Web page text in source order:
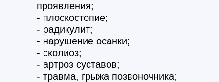
проявления;
- плоскостопие;
- радикулит;
- нарушение осанки;
- сколиоз;
- артроз суставов;
- травма, грыжа позвоночника;